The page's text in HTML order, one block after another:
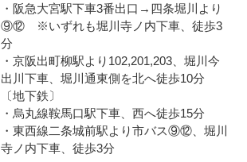
・阪急大宮駅下車3番出口→四条堀川より
⑨⑫ ※いずれも堀川寺ノ内下車、徒歩3
分
・京阪出町柳駅より102,201,203、堀川今
出川下車、堀川通東側を北へ徒歩10分
〔地下鉄〕
・烏丸線鞍馬口駅下車、西へ徒歩15分
・東西線二条城前駅より市バス⑨⑫、堀川
寺ノ内下車、徒歩3分